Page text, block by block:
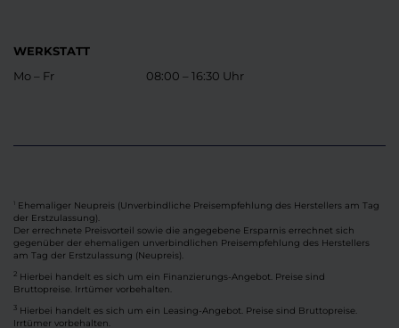
WERKSTATT
Mo – Fr
08:00 – 16:30 Uhr
Ehemaliger Neupreis (Unverbindliche Preisempfehlung des Herstellers am Tag
der Erstzulassung).
Der errechnete Preisvorteil sowie die angegebene Ersparnis errechnet sich
gegenüber der ehemaligen unverbindlichen Preisempfehlung des Herstellers
am Tag der Erstzulassung (Neupreis).
2 Hierbei handelt es sich um ein Finanzierungs-Angebot. Preise sind
Bruttopreise. Irrtümer vorbehalten.
3 Hierbei handelt es sich um ein Leasing-Angebot. Preise sind Bruttopreise.
Irrtümer vorbehalten.